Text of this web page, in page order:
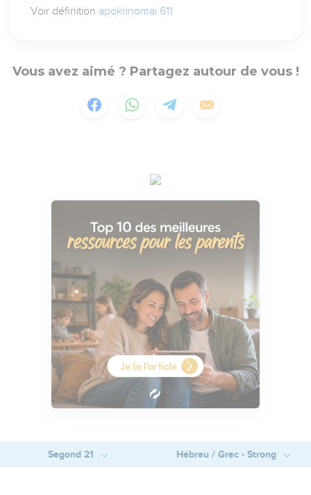
Voir définition apokrinomai 611
Vous avez aimé ? Partagez autour de vous !
Segond 21 Hébreu / Grec - Strong